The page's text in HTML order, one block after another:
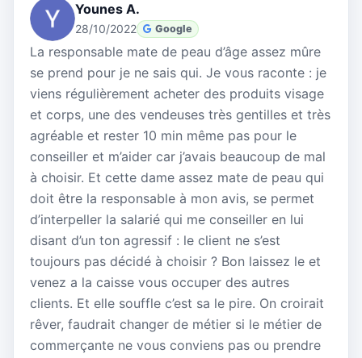
Younes A.
28/10/2022 Google
La responsable mate de peau d’âge assez mûre
se prend pour je ne sais qui. Je vous raconte : je
viens régulièrement acheter des produits visage
et corps, une des vendeuses très gentilles et très
agréable et rester 10 min même pas pour le
conseiller et m’aider car j’avais beaucoup de mal
à choisir. Et cette dame assez mate de peau qui
doit être la responsable à mon avis, se permet
d’interpeller la salarié qui me conseiller en lui
disant d’un ton agressif : le client ne s’est
toujours pas décidé à choisir ? Bon laissez le et
venez a la caisse vous occuper des autres
clients. Et elle souffle c’est sa le pire. On croirait
rêver, faudrait changer de métier si le métier de
commerçante ne vous conviens pas ou prendre